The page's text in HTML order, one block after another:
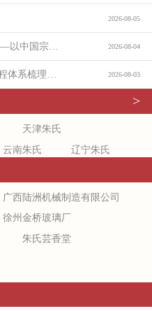
2026-08-05
2026-08-04
2026-08-03
>
天津朱氏
云南朱氏
辽宁朱氏
福建朱氏
江西朱氏
甘肃朱氏
宁夏朱氏
河南朱氏
广西陆洲机械制造有限公司
徐州金桥玻璃厂
朱氏芸香堂